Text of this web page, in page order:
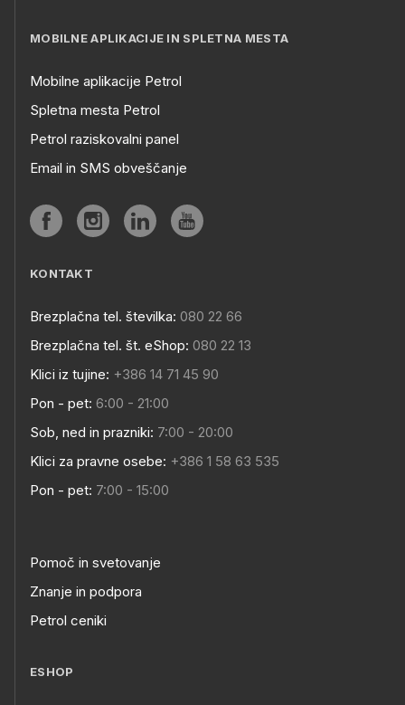
MOBILNE APLIKACIJE IN SPLETNA MESTA
Mobilne aplikacije Petrol
Spletna mesta Petrol
Petrol raziskovalni panel
Email in SMS obveščanje
KONTAKT
Brezplačna tel. številka: 080 22 66
Brezplačna tel. št. eShop: 080 22 13
Klici iz tujine: +386 14 71 45 90
Pon - pet: 6:00 - 21:00
Sob, ned in prazniki: 7:00 - 20:00
Klici za pravne osebe: +386 1 58 63 535
Pon - pet: 7:00 - 15:00
Pomoč in svetovanje
Znanje in podpora
Petrol ceniki
ESHOP